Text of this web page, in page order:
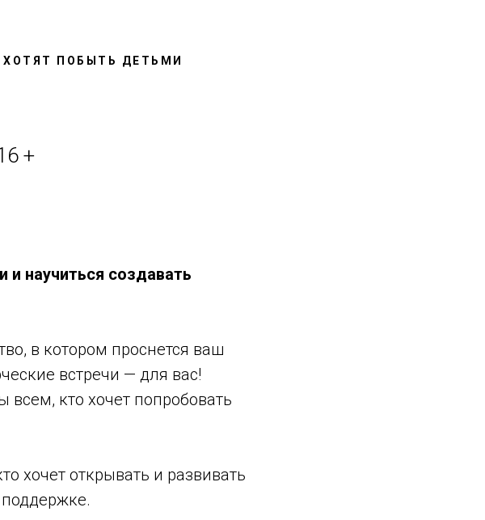
ПОБЫТЬ ДЕТЬМИ
+
и научиться создавать
в котором проснется ваш
встречи — для вас!
кто хочет попробовать
хочет открывать и развивать
поддержке.